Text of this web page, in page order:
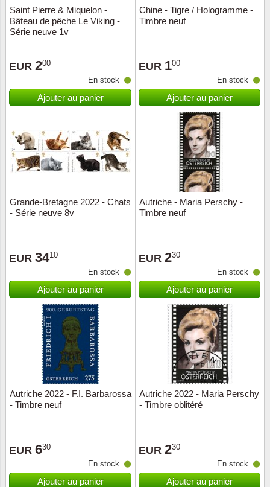
Saint Pierre & Miquelon -
Bâteau de pêche Le Viking -
Série neuve 1v
EUR 200
En stock
Ajouter au panier
Chine - Tigre / Hologramme -
Timbre neuf
EUR 100
En stock
Ajouter au panier
Grande-Bretagne 2022 - Chats
- Série neuve 8v
EUR 3410
En stock
Ajouter au panier
Autriche - Maria Perschy -
Timbre neuf
EUR 230
En stock
Ajouter au panier
Autriche 2022 - F.I. Barbarossa
- Timbre neuf
EUR 630
En stock
Ajouter au panier
Autriche 2022 - Maria Perschy
- Timbre oblitéré
EUR 230
En stock
Ajouter au panier
Islande
Japon
Malte